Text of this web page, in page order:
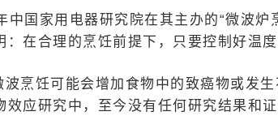
中国家用电器研究院在其主办的“微波
：在合理的烹饪前提下，只要控制好温
波烹饪可能会增加食物中的致癌物或发
效应研究中，至今没有任何研究结果和